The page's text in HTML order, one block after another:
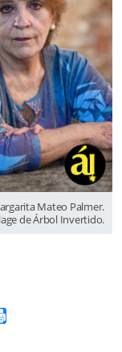
Mateo Palmer.
de Árbol Invertido.
window
in a new window